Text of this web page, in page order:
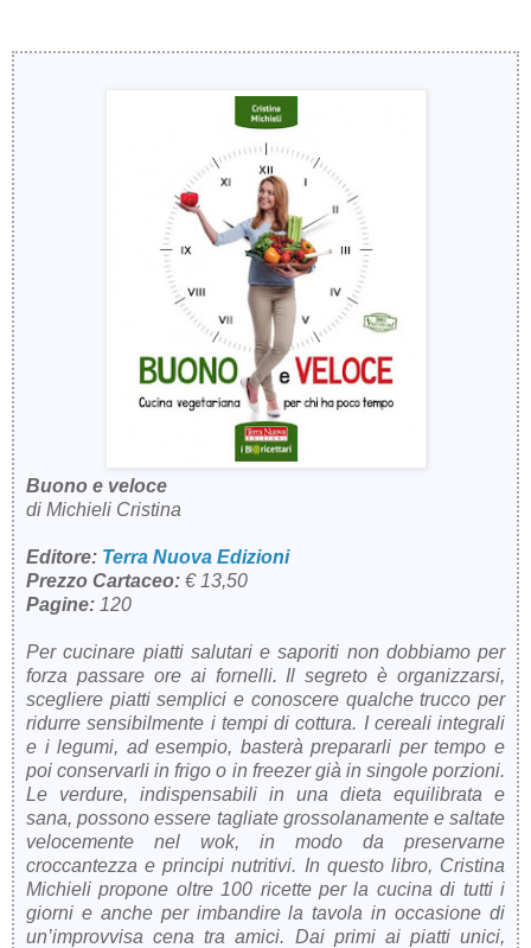
Buono e veloce
di Michieli Cristina
Editore: Terra Nuova Edizioni
Prezzo Cartaceo: € 13,50
Pagine: 120
Per cucinare piatti salutari e saporiti non dobbiamo per
forza passare ore ai fornelli. Il segreto è organizzarsi,
scegliere piatti semplici e conoscere qualche trucco per
ridurre sensibilmente i tempi di cottura. I cereali integrali
e i legumi, ad esempio, basterà prepararli per tempo e
poi conservarli in frigo o in freezer già in singole porzioni.
Le verdure, indispensabili in una dieta equilibrata e
sana, possono essere tagliate grossolanamente e saltate
velocemente nel wok, in modo da preservarne
croccantezza e principi nutritivi. In questo libro, Cristina
Michieli propone oltre 100 ricette per la cucina di tutti i
giorni e anche per imbandire la tavola in occasione di
un’improvvisa cena tra amici. Dai primi ai piatti unici,